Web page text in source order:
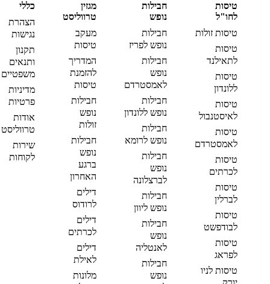
טיסות
לחו"ל
טיסות זולות
טיסות
לתאילנד
טיסות
ללונדון
טיסות
לאיסטנבול
טיסות
לאמסטרדם
טיסות
לכרתים
טיסות
לברלין
טיסות
לבודפשט
טיסות
לפראג
טיסות לניו
חבילות
נופש
חבילות
נופש לפריז
חבילות
נופש
לאמסטרדם
חבילות
נופש ללונדון
חבילות
נופש לרומא
חבילות
נופש
לברצלונה
חבילות
נופש ליוון
חבילות
נופש
לאנטליה
חבילות
נופש
מגזין
טרווליסט
מעקב
טיסות
המדריך
להזמנת
טיסות
חבילות
נופש
זולות
חבילות
נופש
ברגע
האחרון
דילים
לרודוס
דילים
לכרתים
דילים
לאילת
מלונות
כללי
הצהרת
נגישות
תקנון
ותנאים
משפטיים
מדיניות
פרטיות
אודות
טרווליסט
שירות
לקוחות